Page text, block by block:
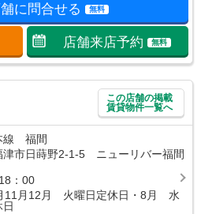
に問合せる 無料
店舗来店予約 無料
この店舗の掲載
賃貸物件一覧へ
線 福間
津市日蒔野2-1-5 ニューリバー福間
：00
11月12月 火曜日定休日・8月 水